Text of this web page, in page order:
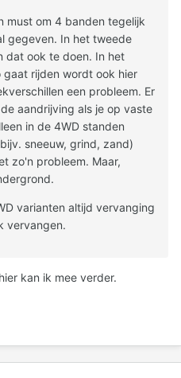
must om 4 banden tegelijk
gegeven. In het tweede
dat ook te doen. In het
rijden wordt ook hier
een probleem. Er
aandrijving als je op vaste
in de 4WD standen
sneeuw, grind, zand)
zo'n probleem. Maar,
varianten altijd vervanging
vervangen.
kan ik mee verder.